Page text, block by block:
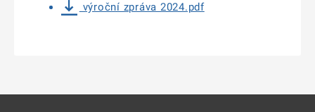
výroční zpráva 2024.pdf